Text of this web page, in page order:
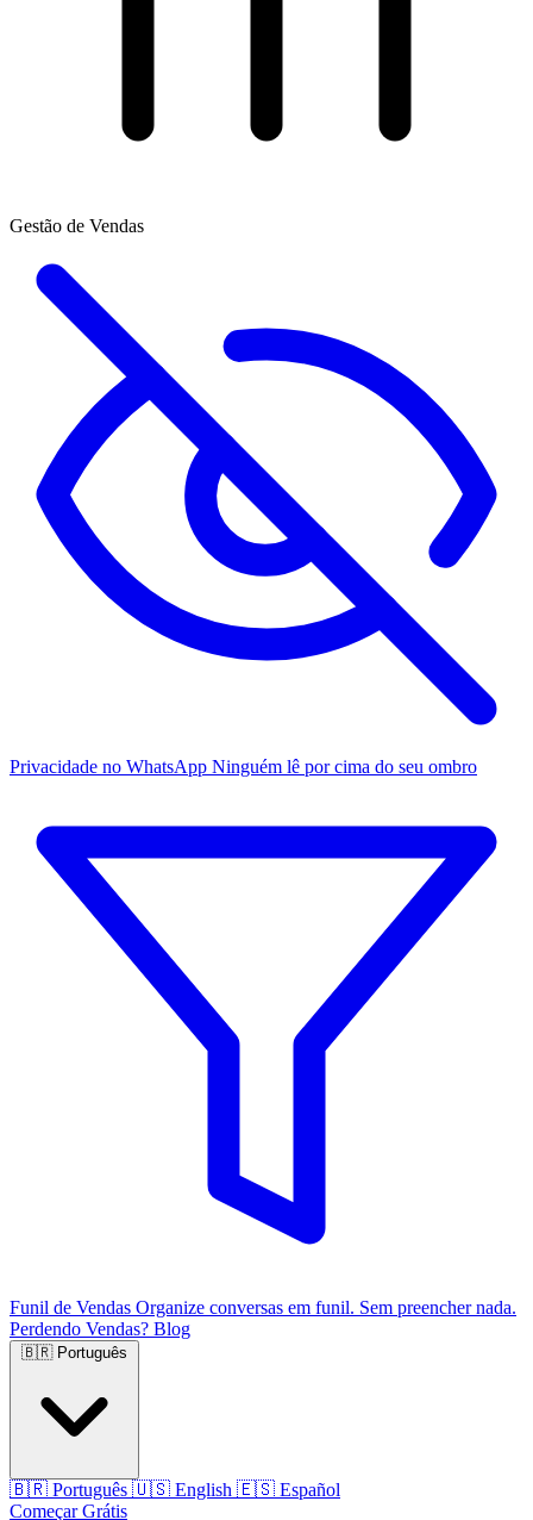
Gestão de Vendas
Privacidade no WhatsApp Ninguém lê por cima do seu ombro
Funil de Vendas Organize conversas em funil. Sem preencher nada.
Perdendo Vendas? Blog
🇧🇷 Português
🇧🇷 Português 🇺🇸 English 🇪🇸 Español
Começar Grátis